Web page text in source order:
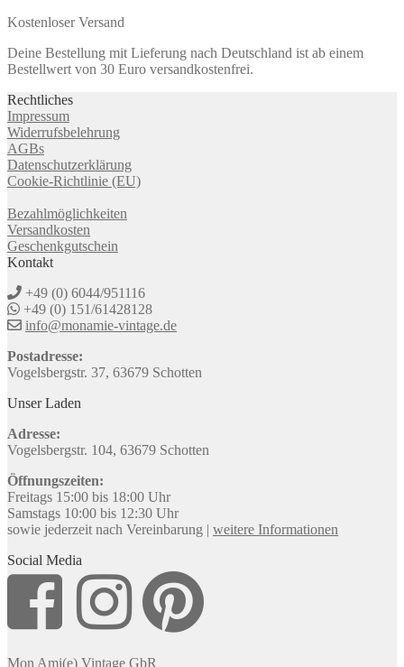
Kostenloser Versand
Deine Bestellung mit Lieferung nach Deutschland ist ab einem
Bestellwert von 30 Euro versandkostenfrei.
Rechtliches
Impressum
Widerrufsbelehrung
AGBs
Datenschutzerklärung
Cookie-Richtlinie (EU)
Bezahlmöglichkeiten
Versandkosten
Geschenkgutschein
Kontakt
+49 (0) 6044/951116
+49 (0) 151/61428128
info@monamie-vintage.de
Postadresse:
Vogelsbergstr. 37, 63679 Schotten
Unser Laden
Adresse:
Vogelsbergstr. 104, 63679 Schotten
Öffnungszeiten:
Freitags 15:00 bis 18:00 Uhr
Samstags 10:00 bis 12:30 Uhr
sowie jederzeit nach Vereinbarung | weitere Informationen
Social Media
Mon Ami(e) Vintage GbR